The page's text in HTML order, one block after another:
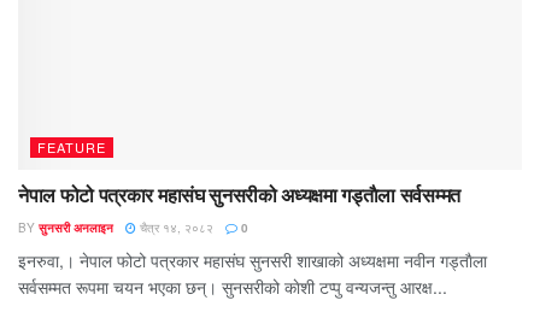
FEATURE
नेपाल फोटो पत्रकार महासंघ सुनसरीको अध्यक्षमा गड्ताैला सर्वसम्मत
BY सुनसरी अनलाइन चैत्र १४, २०८२ 0
इनरुवा,। नेपाल फोटो पत्रकार महासंघ सुनसरी शाखाको अध्यक्षमा नवीन गड्ताैला
सर्वसम्मत रूपमा चयन भएका छन्। सुनसरीको काेशी टप्पु वन्यजन्तु आरक्ष...